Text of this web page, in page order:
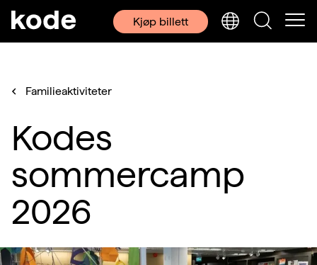
Kjøp billett
Familieaktiviteter
Kodes
sommercamp
2026